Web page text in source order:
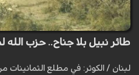
طائر نبيل بلا جناح.. حزب الله
لبنان / الکوثر: في مطلع الثمانينات